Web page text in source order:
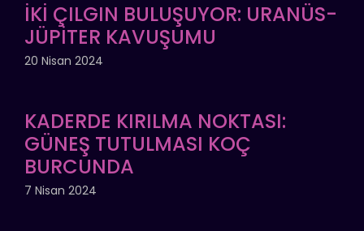
İKİ ÇILGIN BULUŞUYOR: URANÜS-
JÜPİTER KAVUŞUMU
20 Nisan 2024
KADERDE KIRILMA NOKTASI:
GÜNEŞ TUTULMASI KOÇ
BURCUNDA
7 Nisan 2024